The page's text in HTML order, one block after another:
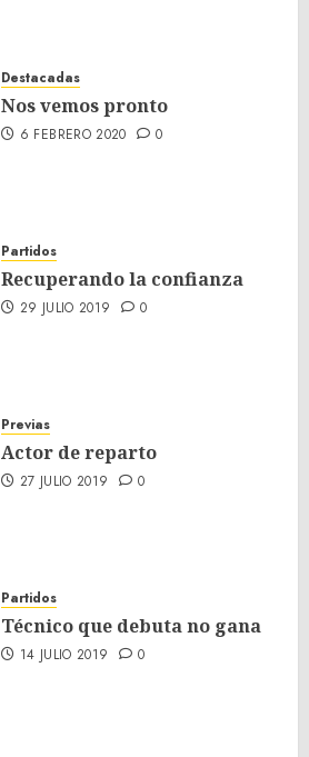
Destacadas
Nos vemos pronto
6 FEBRERO 2020 0
Partidos
Recuperando la confianza
29 JULIO 2019 0
Previas
Actor de reparto
27 JULIO 2019 0
Partidos
Técnico que debuta no gana
14 JULIO 2019 0